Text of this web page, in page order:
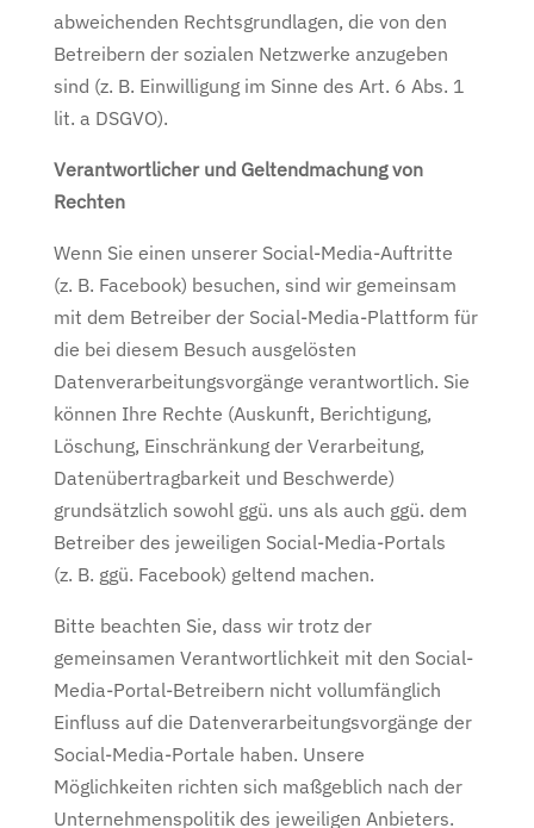
abweichenden Rechtsgrundlagen, die von den
Betreibern der sozialen Netzwerke anzugeben
sind (z. B. Einwilligung im Sinne des Art. 6 Abs. 1
lit. a DSGVO).
Verantwortlicher und Geltendmachung von
Rechten
Wenn Sie einen unserer Social-Media-Auftritte
(z. B. Facebook) besuchen, sind wir gemeinsam
mit dem Betreiber der Social-Media-Plattform für
die bei diesem Besuch ausgelösten
Datenverarbeitungsvorgänge verantwortlich. Sie
können Ihre Rechte (Auskunft, Berichtigung,
Löschung, Einschränkung der Verarbeitung,
Datenübertragbarkeit und Beschwerde)
grundsätzlich sowohl ggü. uns als auch ggü. dem
Betreiber des jeweiligen Social-Media-Portals
(z. B. ggü. Facebook) geltend machen.
Bitte beachten Sie, dass wir trotz der
gemeinsamen Verantwortlichkeit mit den Social-
Media-Portal-Betreibern nicht vollumfänglich
Einfluss auf die Datenverarbeitungsvorgänge der
Social-Media-Portale haben. Unsere
Möglichkeiten richten sich maßgeblich nach der
Unternehmenspolitik des jeweiligen Anbieters.